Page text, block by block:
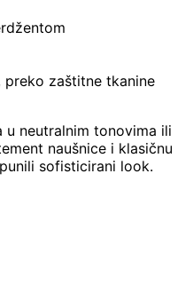
zaštitne tkanine
neutralnim tonovima ili
naušnice i klasičnu
sofisticirani look.